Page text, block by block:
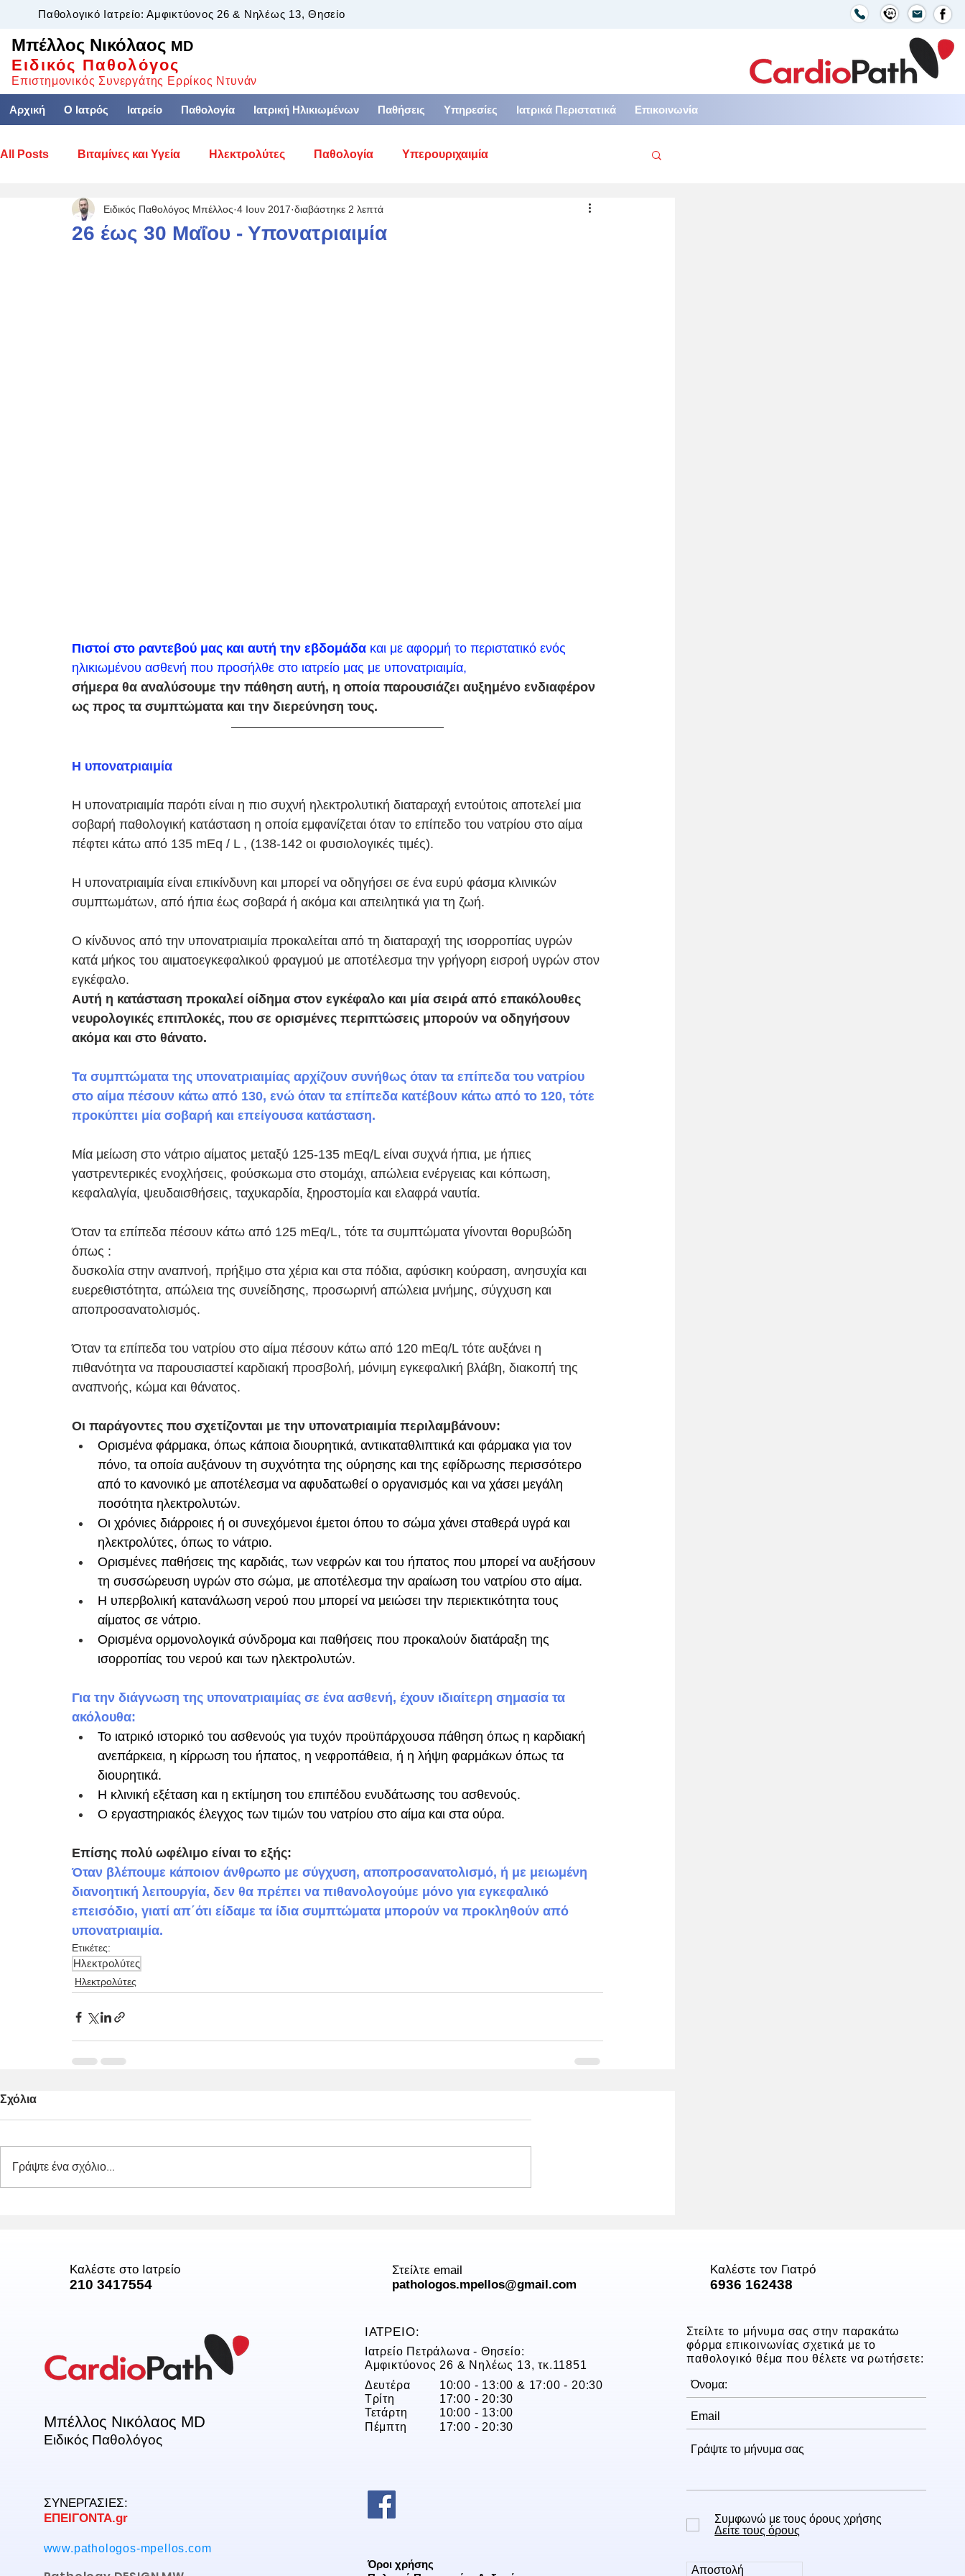
Παθολογικό Ιατρείο: Αμφικτύονος 26 & Νηλέως 13, Θησείο
Μπέλλος Νικόλαος MD
Ειδικός Παθολόγος
Επιστημονικός Συνεργάτης Ερρίκος Ντυνάν
Αρχική Ο Ιατρός Ιατρείο Παθολογία Ιατρική Ηλικιωμένων Παθήσεις Υπηρεσίες Ιατρικά Περιστατικά Επικοινωνία
All Posts Βιταμίνες και Υγεία Ηλεκτρολύτες Παθολογία Υπερουριχαιμία
Ουροποιητικό Σύστημα Θρομβοεμβολική Νόσος Υπέρταση
26 έως 30 Μαΐου - Υπονατριαιμία
Ειδικός Παθολόγος Μπέλλος 4 Ιουν 2017 διαβάστηκε 2 λεπτά
Πιστοί στο ραντεβού μας και αυτή την εβδομάδα και με αφορμή το περιστατικό ενός
ηλικιωμένου ασθενή που προσήλθε στο ιατρείο μας με υπονατριαιμία,
σήμερα θα αναλύσουμε την πάθηση αυτή, η οποία παρουσιάζει αυξημένο ενδιαφέρον
ως προς τα συμπτώματα και την διερεύνηση τους.
Η υπονατριαιμία ​
Η υπονατριαιμία παρότι είναι η πιο συχνή ηλεκτρολυτική διαταραχή εντούτοις αποτελεί μια
σοβαρή παθολογική κατάσταση η οποία εμφανίζεται όταν το επίπεδο του νατρίου στο αίμα
πέφτει κάτω από 135 mEq / L , (138-142 οι φυσιολογικές τιμές).
​Η υπονατριαιμία είναι επικίνδυνη και μπορεί να οδηγήσει σε ένα ευρύ φάσμα κλινικών
συμπτωμάτων, από ήπια έως σοβαρά ή ακόμα και απειλητικά για τη ζωή.
Ο κίνδυνος από την υπονατριαιμία προκαλείται από τη διαταραχή της ισορροπίας υγρών
κατά μήκος του αιματοεγκεφαλικού φραγμού με αποτέλεσμα την γρήγορη εισροή υγρών στον
εγκέφαλο.
Αυτή η κατάσταση προκαλεί οίδημα στον εγκέφαλο και μία σειρά από επακόλουθες
νευρολογικές επιπλοκές, που σε ορισμένες περιπτώσεις μπορούν να οδηγήσουν
ακόμα και στο θάνατο.​
Τα συμπτώματα της υπονατριαιμίας αρχίζουν συνήθως όταν τα επίπεδα του νατρίου
στο αίμα πέσουν κάτω από 130, ενώ όταν τα επίπεδα κατέβουν κάτω από το 120, τότε
προκύπτει μία σοβαρή και επείγουσα κατάσταση.
Μία μείωση στο νάτριο αίματος μεταξύ 125-135 mEq/L είναι συχνά ήπια, με ήπιες
γαστρεντερικές ενοχλήσεις, φούσκωμα στο στομάχι, απώλεια ενέργειας και κόπωση,
κεφαλαλγία, ψευδαισθήσεις, ταχυκαρδία, ξηροστομία και ελαφρά ναυτία.
Όταν τα επίπεδα πέσουν κάτω από 125 mEq/L, τότε τα συμπτώματα γίνονται θορυβώδη
όπως :
δυσκολία στην αναπνοή, πρήξιμο στα χέρια και στα πόδια, αφύσικη κούραση, ανησυχία και
ευερεθιστότητα, απώλεια της συνείδησης, προσωρινή απώλεια μνήμης, σύγχυση και
αποπροσανατολισμός.
Όταν τα επίπεδα του νατρίου στο αίμα πέσουν κάτω από 120 mEq/L τότε αυξάνει η
πιθανότητα να παρουσιαστεί καρδιακή προσβολή, μόνιμη εγκεφαλική βλάβη, διακοπή της
αναπνοής, κώμα και θάνατος.
Οι παράγοντες που σχετίζονται με την υπονατριαιμία περιλαμβάνουν:
Ορισμένα φάρμακα, όπως κάποια διουρητικά, αντικαταθλιπτικά και φάρμακα για τον
πόνο, τα οποία αυξάνουν τη συχνότητα της ούρησης και της εφίδρωσης περισσότερο
από το κανονικό με αποτέλεσμα να αφυδατωθεί ο οργανισμός και να χάσει μεγάλη
ποσότητα ηλεκτρολυτών.​
Οι χρόνιες διάρροιες ή οι συνεχόμενοι έμετοι όπου το σώμα χάνει σταθερά υγρά και
ηλεκτρολύτες, όπως το νάτριο.​​
Ορισμένες παθήσεις της καρδιάς, των νεφρών και του ήπατος που μπορεί να αυξήσουν
τη συσσώρευση υγρών στο σώμα, με αποτέλεσμα την αραίωση του νατρίου στο αίμα.
​​Η υπερβολική κατανάλωση νερού που μπορεί να μειώσει την περιεκτικότητα τους
αίματος σε νάτριο.
Ορισμένα ορμονολογικά σύνδρομα και παθήσεις που προκαλούν διατάραξη της
ισορροπίας του νερού και των ηλεκτρολυτών. ​​​
Για την διάγνωση της υπονατριαιμίας σε ένα ασθενή, έχουν ιδιαίτερη σημασία τα
ακόλουθα:
Το ιατρικό ιστορικό του ασθενούς για τυχόν προϋπάρχουσα πάθηση όπως η καρδιακή
ανεπάρκεια, η κίρρωση του ήπατος, η νεφροπάθεια, ή η λήψη φαρμάκων όπως τα
διουρητικά.
Η κλινική εξέταση και η εκτίμηση του επιπέδου ενυδάτωσης του ασθενούς.
Ο εργαστηριακός έλεγχος των τιμών του νατρίου στο αίμα και στα ούρα.
​​Επίσης πολύ ωφέλιμο είναι το εξής:
Όταν βλέπουμε κάποιον άνθρωπο με σύγχυση, αποπροσανατολισμό, ή με μειωμένη
διανοητική λειτουργία, δεν θα πρέπει να πιθανολογούμε μόνο για εγκεφαλικό
επεισόδιο, γιατί απ΄ότι είδαμε τα ίδια συμπτώματα μπορούν να προκληθούν από
υπονατριαιμία.
Ετικέτες:
Ηλεκτρολύτες
Ηλεκτρολύτες
Σχόλια
Γράψτε ένα σχόλιο...
Καλέστε στο Ιατρείο
210 3417554
Μπέλλος Νικόλαος MD
Ειδικός Παθολόγος
ΣΥΝΕΡΓΑΣΙΕΣ:
ΕΠΕΙΓΟΝΤΑ.gr
www.pathologos-mpellos.com
Στείλτε email
pathologos.mpellos@gmail.com
ΙΑΤΡΕΙΟ:
Ιατρείο Πετράλωνα - Θησείο:
Αμφικτύονος 26 & Νηλέως 13, τκ.11851
Δευτέρα
Τρίτη
Τετάρτη
Πέμπτη
10:00 - 13:00 & 17:00 - 20:30
17:00 - 20:30
10:00 - 13:00
17:00 - 20:30
Όροι χρήσης
Καλέστε τον Γιατρό
6936 162438
Στείλτε το μήνυμα σας στην παρακάτω
φόρμα επικοινωνίας σχετικά με το
παθολογικό θέμα που θέλετε να ρωτήσετε:
Συμφωνώ με τους όρους χρήσης
Δείτε τους όρους
Αποστολή